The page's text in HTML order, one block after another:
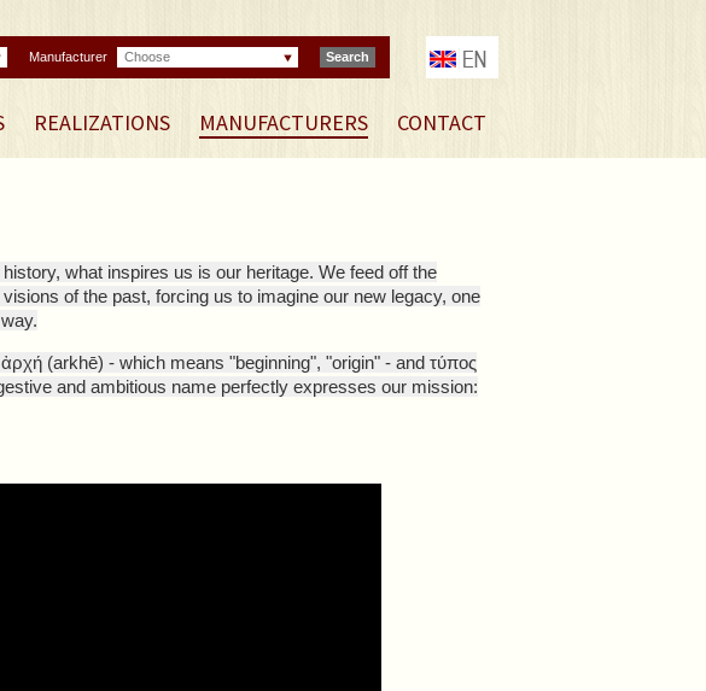
Manufacturer Choose Search
REALIZATIONS MANUFACTURERS CONTACT
what inspires us is our heritage. We feed off the
of the past, forcing us to imagine our new legacy, one
(arkhē) - which means "beginning", "origin" - and τύπος
and ambitious name perfectly expresses our mission: